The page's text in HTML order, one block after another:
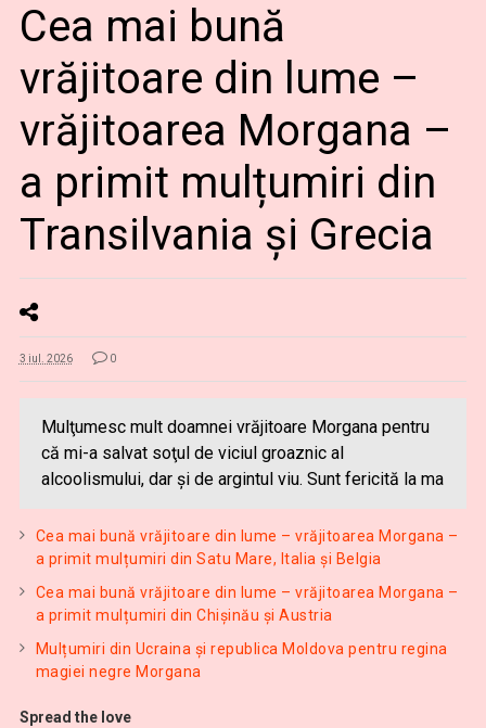
Cea mai bună
vrăjitoare din lume –
vrăjitoarea Morgana –
a primit mulțumiri din
Transilvania și Grecia
3 iul. 2026 0
Mulţumesc mult doamnei vrăjitoare Morgana pentru
că mi-a salvat soţul de viciul groaznic al
alcoolismului, dar și de argintul viu. Sunt fericită la ma
Cea mai bună vrăjitoare din lume – vrăjitoarea Morgana –
a primit mulțumiri din Satu Mare, Italia și Belgia
Cea mai bună vrăjitoare din lume – vrăjitoarea Morgana –
a primit mulțumiri din Chișinău și Austria
Mulțumiri din Ucraina și republica Moldova pentru regina
magiei negre Morgana
Spread the love